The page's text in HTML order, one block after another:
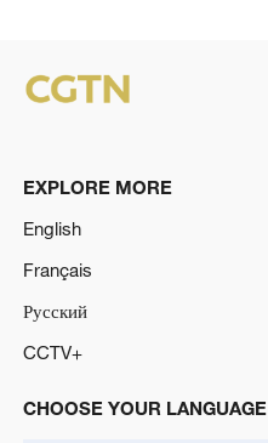
EXPLORE MORE
English
Français
Русский
CCTV+
CHOOSE YOUR LANGUAGE